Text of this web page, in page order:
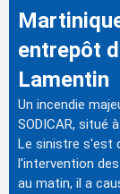
entrepôt
Lamentin
Un incendie
SODICAR, situé
Le sinistre s'est
l'intervention
au matin, il a